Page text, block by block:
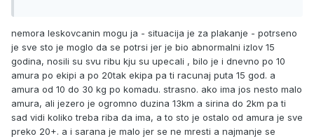
nemora leskovcanin mogu ja - situacija je za plakanje - potrseno
je sve sto je moglo da se potrsi jer je bio abnormalni izlov 15
godina, nosili su svu ribu kju su upecali , bilo je i dnevno po 10
amura po ekipi a po 20tak ekipa pa ti racunaj puta 15 god. a
amura od 10 do 30 kg po komadu. strasno. ako ima jos nesto malo
amura, ali jezero je ogromno duzina 13km a sirina do 2km pa ti
sad vidi koliko treba riba da ima, a to sto je ostalo od amura je sve
preko 20+. a i sarana je malo jer se ne mresti a najmanje se